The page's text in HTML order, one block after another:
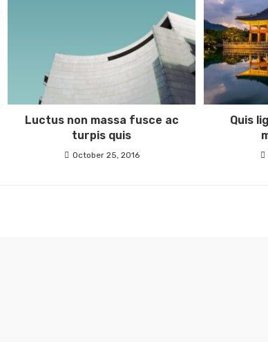
Luctus non massa fusce ac
turpis quis
October 25, 2016
Quis